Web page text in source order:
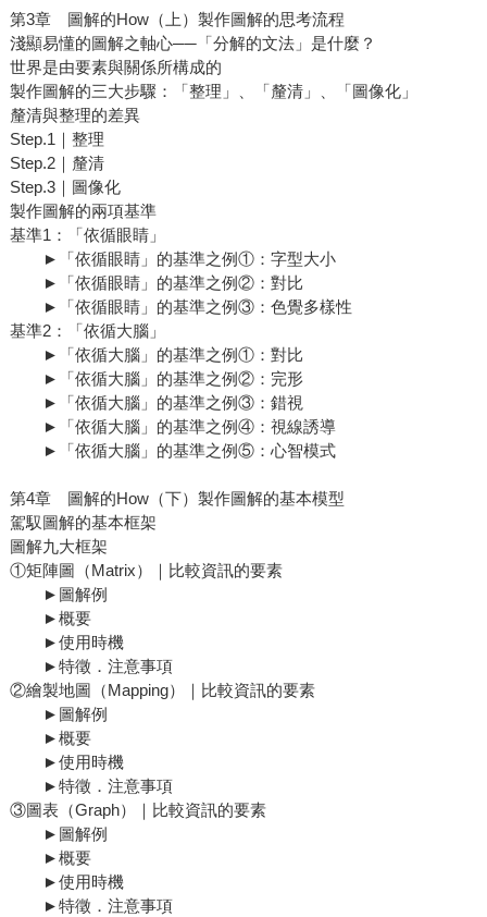
第3章 圖解的How（上）製作圖解的思考流程
淺顯易懂的圖解之軸心──「分解的文法」是什麼？
世界是由要素與關係所構成的
製作圖解的三大步驟：「整理」、「釐清」、「圖像化」
釐清與整理的差異
Step.1｜整理
Step.2｜釐清
Step.3｜圖像化
製作圖解的兩項基準
基準1：「依循眼睛」
►「依循眼睛」的基準之例①：字型大小
►「依循眼睛」的基準之例②：對比
►「依循眼睛」的基準之例③：色覺多樣性
基準2：「依循大腦」
►「依循大腦」的基準之例①：對比
►「依循大腦」的基準之例②：完形
►「依循大腦」的基準之例③：錯視
►「依循大腦」的基準之例④：視線誘導
►「依循大腦」的基準之例⑤：心智模式
第4章 圖解的How（下）製作圖解的基本模型
駕馭圖解的基本框架
圖解九大框架
①矩陣圖（Matrix）｜比較資訊的要素
►圖解例
►概要
►使用時機
►特徵．注意事項
②繪製地圖（Mapping）｜比較資訊的要素
►圖解例
►概要
►使用時機
►特徵．注意事項
③圖表（Graph）｜比較資訊的要素
►圖解例
►概要
►使用時機
►特徵．注意事項